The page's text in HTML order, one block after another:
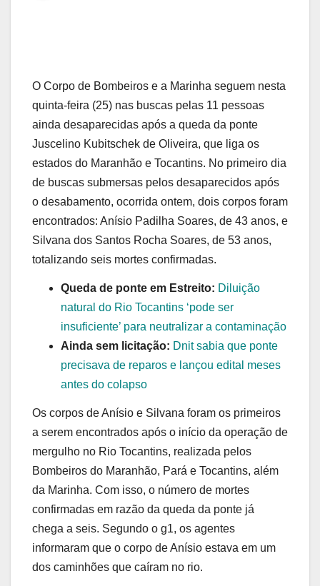
O Corpo de Bombeiros e a Marinha seguem nesta
quinta-feira (25) nas buscas pelas 11 pessoas
ainda desaparecidas após a queda da ponte
Juscelino Kubitschek de Oliveira, que liga os
estados do Maranhão e Tocantins. No primeiro dia
de buscas submersas pelos desaparecidos após
o desabamento, ocorrida ontem, dois corpos foram
encontrados: Anísio Padilha Soares, de 43 anos, e
Silvana dos Santos Rocha Soares, de 53 anos,
totalizando seis mortes confirmadas.
Queda de ponte em Estreito: Diluição
natural do Rio Tocantins ‘pode ser
insuficiente’ para neutralizar a contaminação
Ainda sem licitação: Dnit sabia que ponte
precisava de reparos e lançou edital meses
antes do colapso
Os corpos de Anísio e Silvana foram os primeiros
a serem encontrados após o início da operação de
mergulho no Rio Tocantins, realizada pelos
Bombeiros do Maranhão, Pará e Tocantins, além
da Marinha. Com isso, o número de mortes
confirmadas em razão da queda da ponte já
chega a seis. Segundo o g1, os agentes
informaram que o corpo de Anísio estava em um
dos caminhões que caíram no rio.